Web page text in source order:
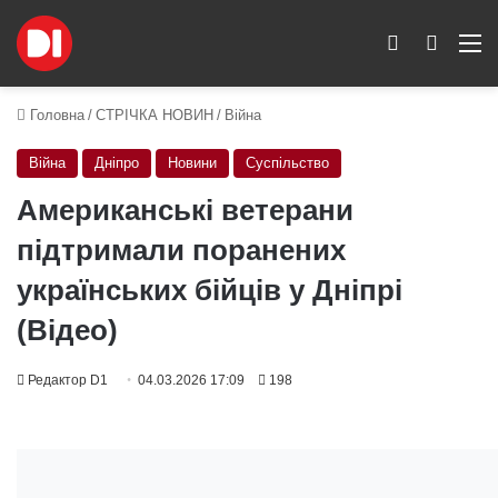
Пошук
Switch skin
Головна / СТРІЧКА НОВИН / Війна
Війна Дніпро Новини Суспільство
Американські ветерани
підтримали поранених
українських бійців у Дніпрі
(Відео)
Редактор D1 04.03.2026 17:09 198